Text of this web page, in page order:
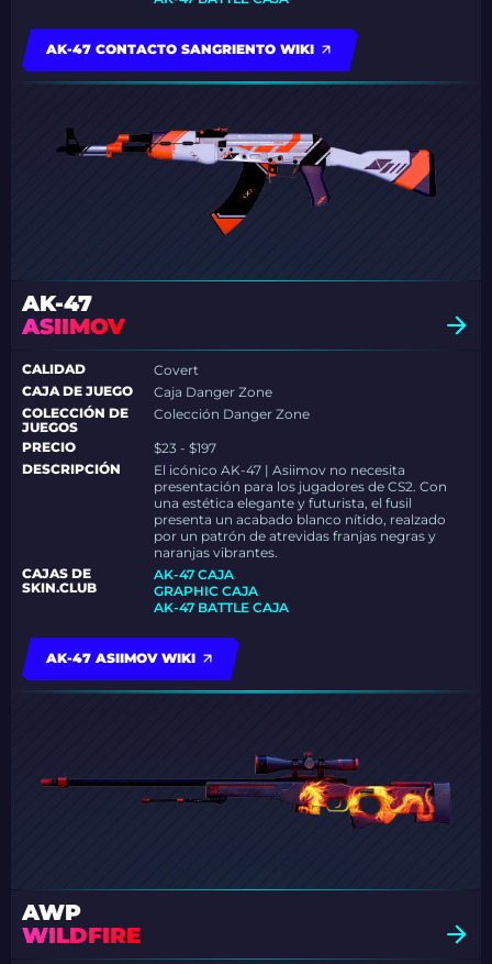
AK-47 CONTACTO SANGRIENTO WIKI
AK-47
ASIIMOV
CALIDAD
Covert
CAJA DE JUEGO
Caja Danger Zone
COLECCIÓN DE
JUEGOS
Colección Danger Zone
PRECIO
$23 - $197
DESCRIPCIÓN
El icónico AK-47 | Asiimov no necesita
presentación para los jugadores de CS2. Con
una estética elegante y futurista, el fusil
presenta un acabado blanco nítido, realzado
por un patrón de atrevidas franjas negras y
naranjas vibrantes.
CAJAS DE
SKIN.CLUB
AK-47 CAJA
GRAPHIC CAJA
AK-47 BATTLE CAJA
AK-47 ASIIMOV WIKI
AWP
WILDFIRE